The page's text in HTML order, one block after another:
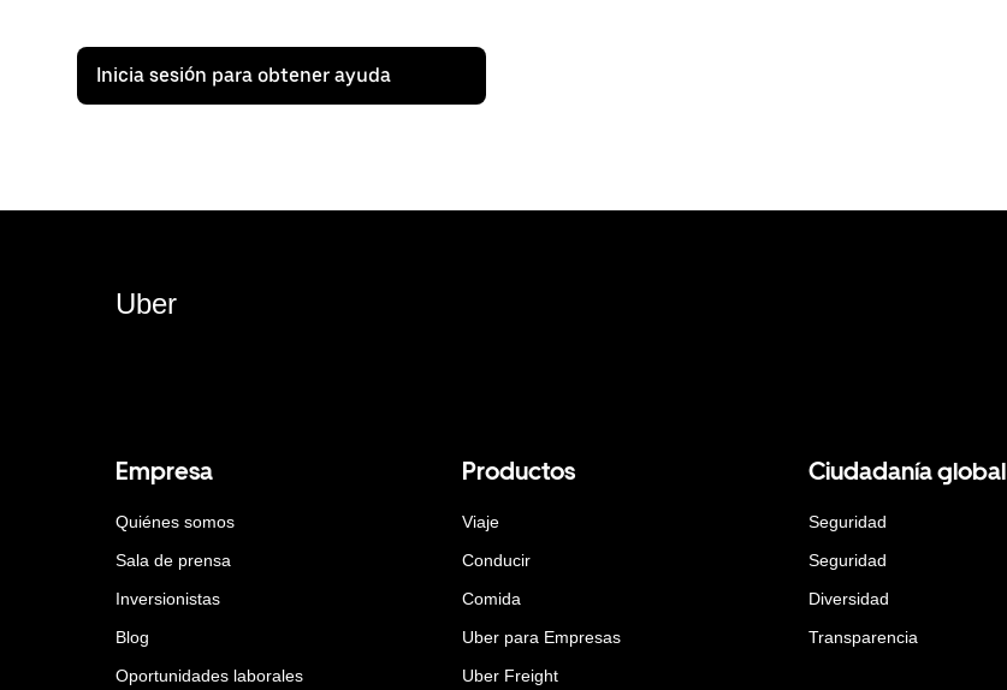
Inicia sesión para obtener ayuda
Uber
Empresa
Quiénes somos
Sala de prensa
Inversionistas
Blog
Oportunidades laborales
Productos
Viaje
Conducir
Comida
Uber para Empresas
Uber Freight
Ciudadanía global
Seguridad
Seguridad
Diversidad
Transparencia